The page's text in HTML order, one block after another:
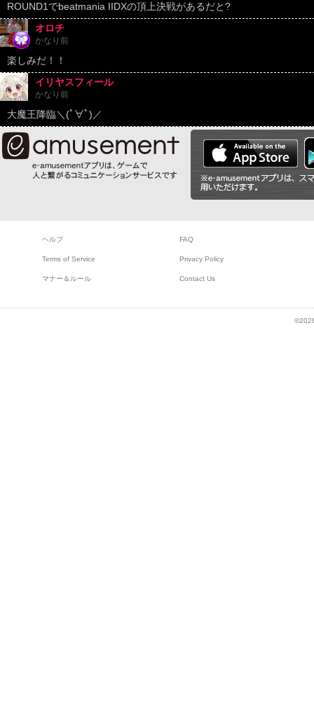
ROUND1でbeatmania IIDXの頂上決戦があるだと?
オロチ
かなり前
楽しみだ！！
イリヤスフィール
かなり前
大魔王降臨＼(ﾟ∀ﾟ)／
ヘルプ FAQ
Terms of Service Privacy Policy
マナー＆ルール Contact Us